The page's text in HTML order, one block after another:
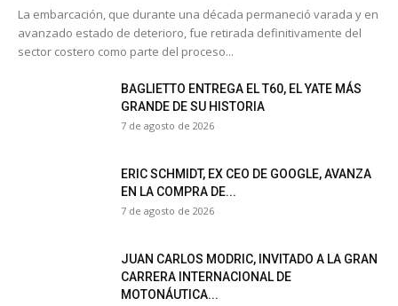
La embarcación, que durante una década permaneció varada y en
avanzado estado de deterioro, fue retirada definitivamente del
sector costero como parte del proceso...
BAGLIETTO ENTREGA EL T60, EL YATE MÁS
GRANDE DE SU HISTORIA
7 de agosto de 2026
ERIC SCHMIDT, EX CEO DE GOOGLE, AVANZA
EN LA COMPRA DE...
7 de agosto de 2026
JUAN CARLOS MODRIC, INVITADO A LA GRAN
CARRERA INTERNACIONAL DE
MOTONÁUTICA...